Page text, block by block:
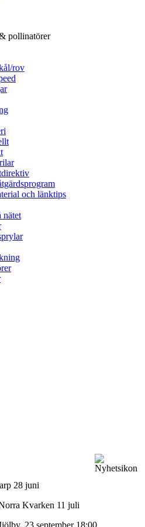
pollinatörer
rov
och länktips
nätet
28 juni
Kvarken 11 juli
23 september 18:00